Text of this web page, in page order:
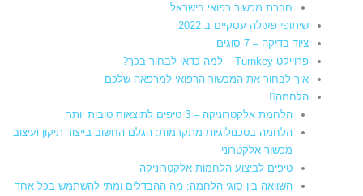
חברת מכשור רפואי בישראל
שיתופי פעולה עסקיים ב 2022
ציוד בדיקה – 7 סוגים
פרוייקט Turnkey – למה כדאי לבחור בכך?
איך לבחור את המכשור הרפואי למרפאה שלכם
הלחמה
הלחמת אלקטרוניקה – 3 טיפים לתוצאות טובות יותר
הלחמה בטכנולוגיות מתקדמות: הגלם החשוב בייצור תיקון ועיצוב
מכשור אלקטרוני
טיפים לביצוע הלחמות אלקטרוניקה
השוואה בין סוגי הלחמה: מה ההבדלים ומתי להשתמש בכל אחד